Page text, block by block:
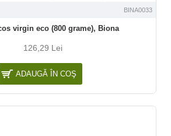
BINA0033
virgin eco (800 grame), Biona
126,29 Lei
ADAUGĂ ÎN COŞ